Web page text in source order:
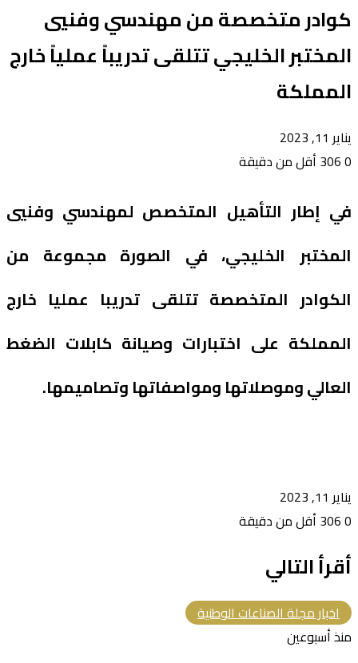
كوادر متخصصة من مهندسي وفنيي
المختبر الخليجي تتلقى تدريباً عملياً خارج
المملكة
يناير 11, 2023
0
أقل من دقيقة
في إطار التأهيل المتخصص لمهندسي وفنيي
المختبر الخليجي، في الصورة مجموعة من
الكوادر المتخصصة تتلقى تدريبا عمليا خارج
المملكة على اختبارات وصيانة كابلات الضغط
العالي وموصلاتها ومواصفاتها وتصاميمها.
يناير 11, 2023
0
أقل من دقيقة
أقرأ التالي
اخبار مجلة الصناعات الوطنية
منذ أسبوعين